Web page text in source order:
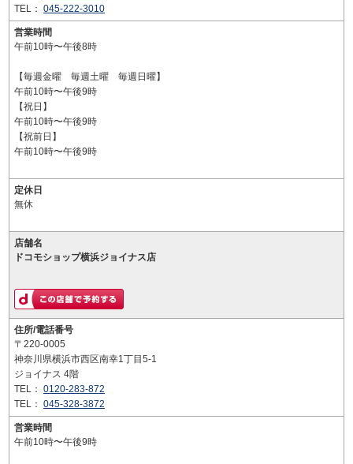
TEL： 045-222-3010
営業時間
午前10時〜午後8時
【毎週金曜 毎週土曜 毎週日曜】
午前10時〜午後9時
【祝日】
午前10時〜午後9時
【祝前日】
午前10時〜午後9時
定休日
無休
店舗名
ドコモショップ横浜ジョイナス店
住所/電話番号
〒220-0005
神奈川県横浜市西区南幸1丁目5-1
ジョイナス 4階
TEL： 0120-283-872
TEL： 045-328-3872
営業時間
午前10時〜午後9時